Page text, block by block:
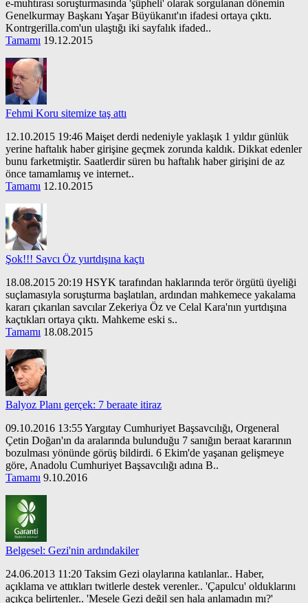
e-muhtırası soruşturmasında 'şüpheli' olarak sorgulanan dönemin
Genelkurmay Başkanı Yaşar Büyükanıt'ın ifadesi ortaya çıktı.
Kontrgerilla.com'un ulaştığı iki sayfalık ifaded..
Tamamı 19.12.2015
Fehmi Koru sitemize taş attı
12.10.2015 19:46 Maişet derdi nedeniyle yaklaşık 1 yıldır günlük
yerine haftalık haber girişine geçmek zorunda kaldık. Dikkat edenler
bunu farketmiştir. Saatlerdir süren bu haftalık haber girişini de az
önce tamamlamış ve internet..
Tamamı 12.10.2015
Şok!!! Savcı Öz yurtdışına kaçtı
18.08.2015 20:19 HSYK tarafından haklarında terör örgütü üyeliği
suçlamasıyla soruşturma başlatılan, ardından mahkemece yakalama
kararı çıkarılan savcılar Zekeriya Öz ve Celal Kara'nın yurtdışına
kaçtıkları ortaya çıktı. Mahkeme eski s..
Tamamı 18.08.2015
Balyoz Planı gerçek: 7 beraate itiraz
09.10.2016 13:55 Yargıtay Cumhuriyet Başsavcılığı, Orgeneral
Çetin Doğan'ın da aralarında bulunduğu 7 sanığın beraat kararının
bozulması yönünde görüş bildirdi. 6 Ekim'de yaşanan gelişmeye
göre, Anadolu Cumhuriyet Başsavcılığı adına B..
Tamamı 9.10.2016
Belgesel: Gezi'nin ardındakiler
24.06.2013 11:20 Taksim Gezi olaylarına katılanlar.. Haber,
açıklama ve attıkları twitlerle destek verenler.. 'Çapulcu' olduklarını
açıkça belirtenler.. 'Mesele Gezi değil sen hala anlamadın mı?'